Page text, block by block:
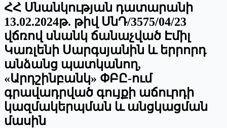
ՀՀ Սնանկության դատարանի
13.02.2024թ. թիվ ՍնԴ/3575/04/23
վճռով սնանկ ճանաչված Էմիլ
Կառլենի Սարգսյանին և երրորդ
անձանց պատկանող,
«Արդշինբանկ» ՓԲԸ-ում
գրավադրված գույքի աճուրդի
կազմակերպման և անցկացման
մասին